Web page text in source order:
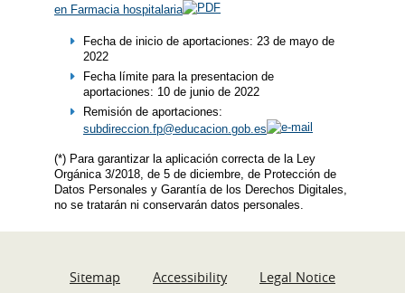
en Farmacia hospitalaria
​Fecha de inicio de aportaciones: 23 de mayo de
2022
Fecha límite para la presentacion de
aportaciones: 10 de junio de 2022
Remisión de aportaciones:
subdireccion.fp@educacion.gob.es
(*) Para garantizar la aplicación correcta de la Ley
Orgánica 3/2018, de 5 de diciembre, de Protección de
Datos Personales y Garantía de los Derechos Digitales,
no se tratarán ni conservarán datos personales.
Sitemap Accessibility Legal Notice